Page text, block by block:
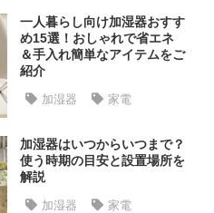
一人暮らし向け加湿器おすす
め15選！おしゃれで省エネ
＆手入れ簡単なアイテムをご
紹介
加湿器 家電
加湿器はいつからいつまで？
使う時期の目安と設置場所を
解説
加湿器 家電